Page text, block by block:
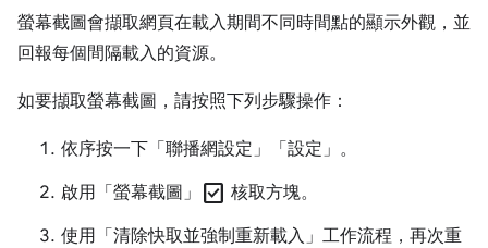
螢幕截圖會擷取網頁在載入期間不同時間點的顯示外觀，並
回報每個間隔載入的資源。
如要擷取螢幕截圖，請按照下列步驟操作：
依序按一下「聯播網設定」
「設定」。
啟用「螢幕截圖」 check_box 核取方塊。
使用「清除快取並強制重新載入」 工作流程，再次重